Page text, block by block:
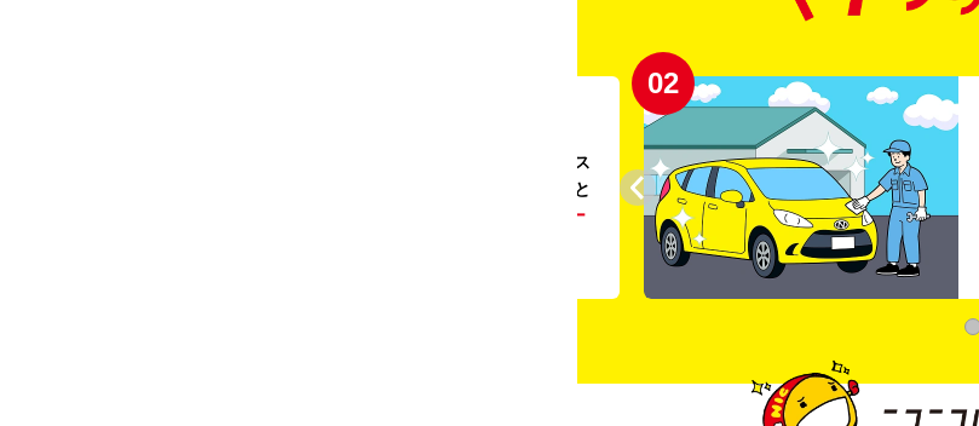
。ガソリンス
タンドや整備工場の既存インフラを活用すること
リー
02